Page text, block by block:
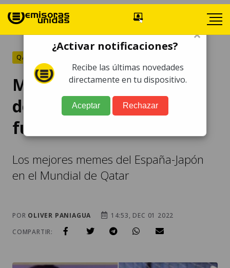
QATAR 2022
MEMES. España se salva
de milagro de quedar
fuera del Mundial
Los mejores memes del España-Japón
en el Mundial de Qatar
POR OLIVER PANIAGUA
14:53, DEC 01 2022
COMPARTIR:
×
¿Activar notificaciones?
Recibe las últimas novedades
directamente en tu dispositivo.
Aceptar Rechazar